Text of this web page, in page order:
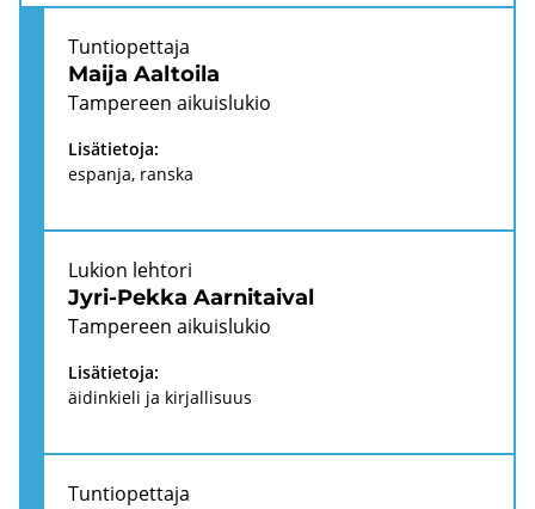
Maija Aal­toi­la
Tun­tio­pet­ta­ja
Tam­pe­reen ai­kuis­lu­kio
Li­sä­tie­to­ja:
es­pan­ja, rans­ka
Jyri-​Pekka Aar­ni­tai­val
Lu­kion leh­to­ri
Tam­pe­reen ai­kuis­lu­kio
Li­sä­tie­to­ja:
äi­din­kie­li ja kir­jal­li­suus
Tun­tio­pet­ta­ja